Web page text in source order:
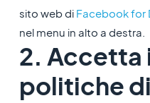
sito web di Facebook for
nel menu in alto a destra.
2. Accetta
politiche